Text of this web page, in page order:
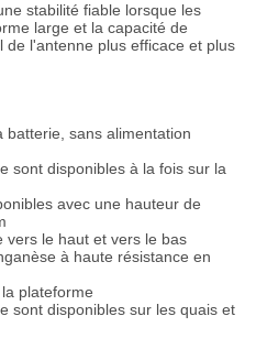
stabilité fiable lorsque les
large et la capacité de
l'antenne plus efficace et plus
batterie, sans alimentation
sont disponibles à la fois sur la
avec une hauteur de
vers le haut et vers le bas
à haute résistance en
plateforme
sont disponibles sur les quais et